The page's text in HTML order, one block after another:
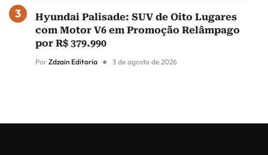
Hyundai Palisade: SUV de Oito Lugares
com Motor V6 em Promoção Relâmpago
por R$ 379.990
Por Zdzain Editoria 3 de agosto de 2026